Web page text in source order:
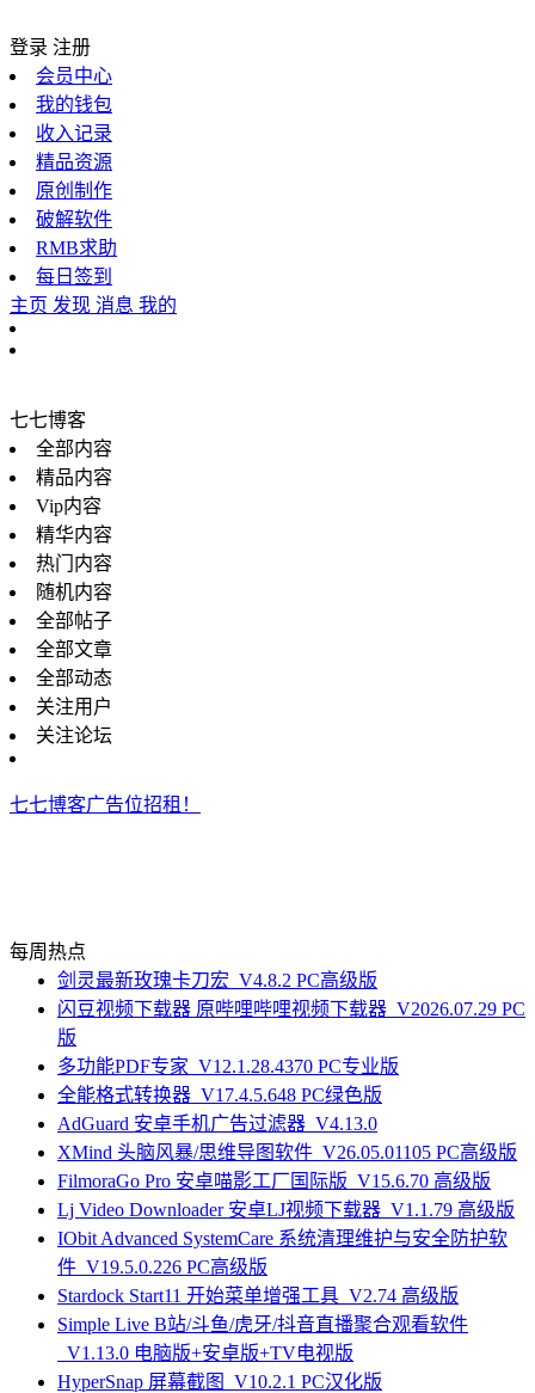
登录 注册
会员中心
我的钱包
收入记录
精品资源
原创制作
破解软件
RMB求助
每日签到
主页 发现 消息 我的
七七博客
全部内容
精品内容
Vip内容
精华内容
热门内容
随机内容
全部帖子
全部文章
全部动态
关注用户
关注论坛
七七博客广告位招租！
每周热点
剑灵最新玫瑰卡刀宏_V4.8.2 PC高级版
闪豆视频下载器 原哔哩哔哩视频下载器_V2026.07.29 PC
版
多功能PDF专家_V12.1.28.4370 PC专业版
全能格式转换器_V17.4.5.648 PC绿色版
AdGuard 安卓手机广告过滤器_V4.13.0
XMind 头脑风暴/思维导图软件_V26.05.01105 PC高级版
FilmoraGo Pro 安卓喵影工厂国际版_V15.6.70 高级版
Lj Video Downloader 安卓LJ视频下载器_V1.1.79 高级版
IObit Advanced SystemCare 系统清理维护与安全防护软
件_V19.5.0.226 PC高级版
Stardock Start11 开始菜单增强工具_V2.74 高级版
Simple Live B站/斗鱼/虎牙/抖音直播聚合观看软件
_V1.13.0 电脑版+安卓版+TV电视版
HyperSnap 屏幕截图_V10.2.1 PC汉化版